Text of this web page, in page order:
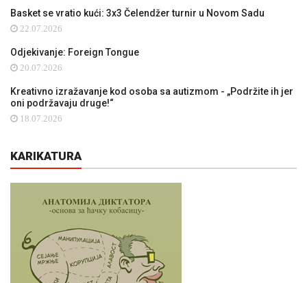
Basket se vratio kući: 3x3 Čelendžer turnir u Novom Sadu
22.07.2026
Odjekivanje: Foreign Tongue
20.07.2026
Kreativno izražavanje kod osoba sa autizmom - „Podržite ih jer
oni podržavaju druge!“
18.07.2026
KARIKATURA